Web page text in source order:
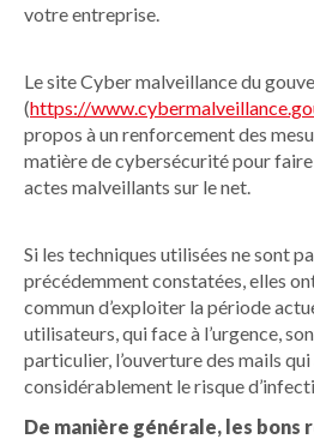
votre entreprise.
Le siteCyber malveillancedu
(https://
propos à un renforcement des
matière de cybersécurité pour faire
actes malveillants sur le net.
Si les techniques utilisées ne sont
précédemment constatées, elles
commun d’exploiter la période
utilisateurs, qui face à l’urgence,
particulier, l’ouverture des mails
considérablement le risque
De manière générale, les bons